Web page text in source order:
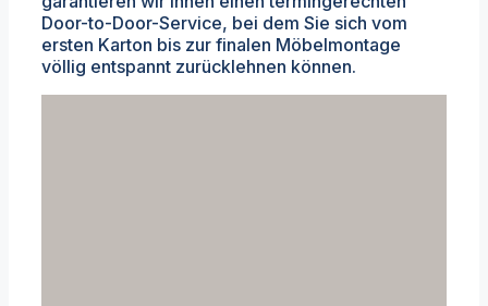
Door-to-Door-Service, bei dem Sie sich vom
ersten Karton bis zur finalen Möbelmontage
völlig entspannt zurücklehnen können.